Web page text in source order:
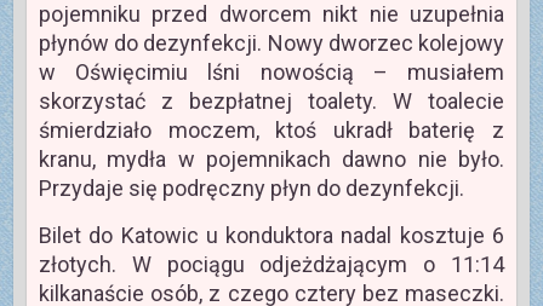
pojemniku przed dworcem nikt nie uzupełnia
płynów do dezynfekcji. Nowy dworzec kolejowy
w Oświęcimiu lśni nowością – musiałem
skorzystać z bezpłatnej toalety. W toalecie
śmierdziało moczem, ktoś ukradł baterię z
kranu, mydła w pojemnikach dawno nie było.
Przydaje się podręczny płyn do dezynfekcji.
Bilet do Katowic u konduktora nadal kosztuje 6
złotych. W pociągu odjeżdżającym o 11:14
kilkanaście osób, z czego cztery bez maseczki.